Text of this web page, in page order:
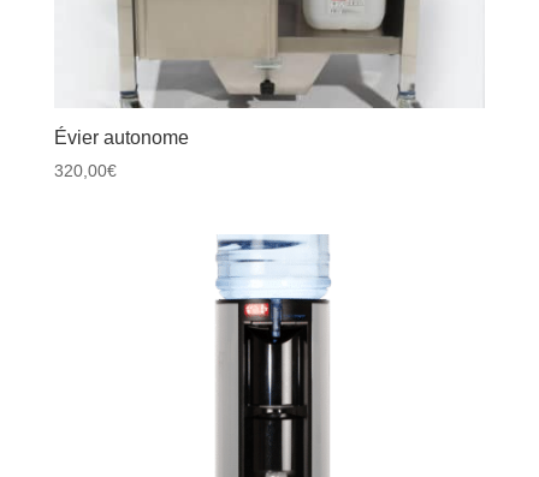
Évier autonome
320,00€